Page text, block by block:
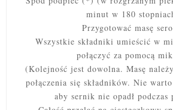
minut w 180
Przygotować masę
Wszystkie składniki umieścić w
połączyć za pomocą
(Kolejność jest dowolna. Masę
połączenia się składników. Nie
aby sernik nie opadł podczas